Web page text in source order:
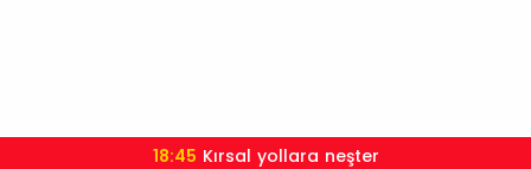
18:45 Kırsal yollara neşter